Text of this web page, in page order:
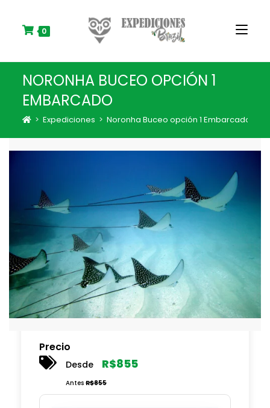
0
NORONHA BUCEO OPCIÓN 1
EMBARCADO
> Expediciones > Noronha Buceo opción 1 Embarcado
Precio
Desde R$855
Antes R$855